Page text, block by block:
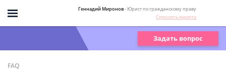
Геннадий Миронов- Юрист по гражданскому праву
Спросить юриста
Задать вопрос
FAQ